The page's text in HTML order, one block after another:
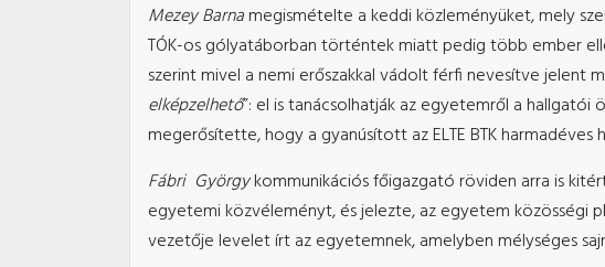
Mezey Barnamegismételte a keddi közleményüket, mely
TÓK-os gólyatáborban történtek miatt pedig több ember
szerint mivel a nemi erőszakkal vádolt férfi nevesítve jelent
elképzelhető”: el is tanácsolhatják az egyetemről a
megerősítette, hogy a gyanúsított az ELTE BTK
Fábri Györgykommunikációs főigazgató röviden arra is
egyetemi közvéleményt, és jelezte, az egyetem közösségi
vezetője levelet írt az egyetemnek, amelyben mélységes